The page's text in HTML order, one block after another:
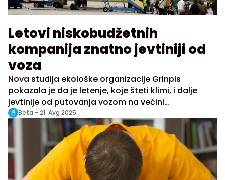
Letovi niskobudžetnih
kompanija znatno jevtiniji od
voza
Nova studija ekološke organizacije Grinpis
pokazala je da je letenje, koje šteti klimi, i dalje
jevtinije od putovanja vozom na većini
prekograničnih ruta.
Beta - 21. Avg 2025.